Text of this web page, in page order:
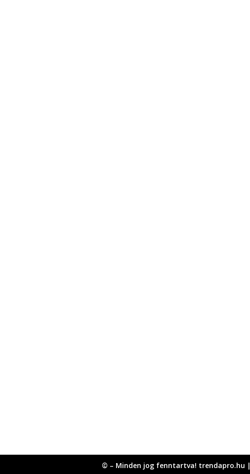
© – Minden jog fenntartva! trendapro.hu |